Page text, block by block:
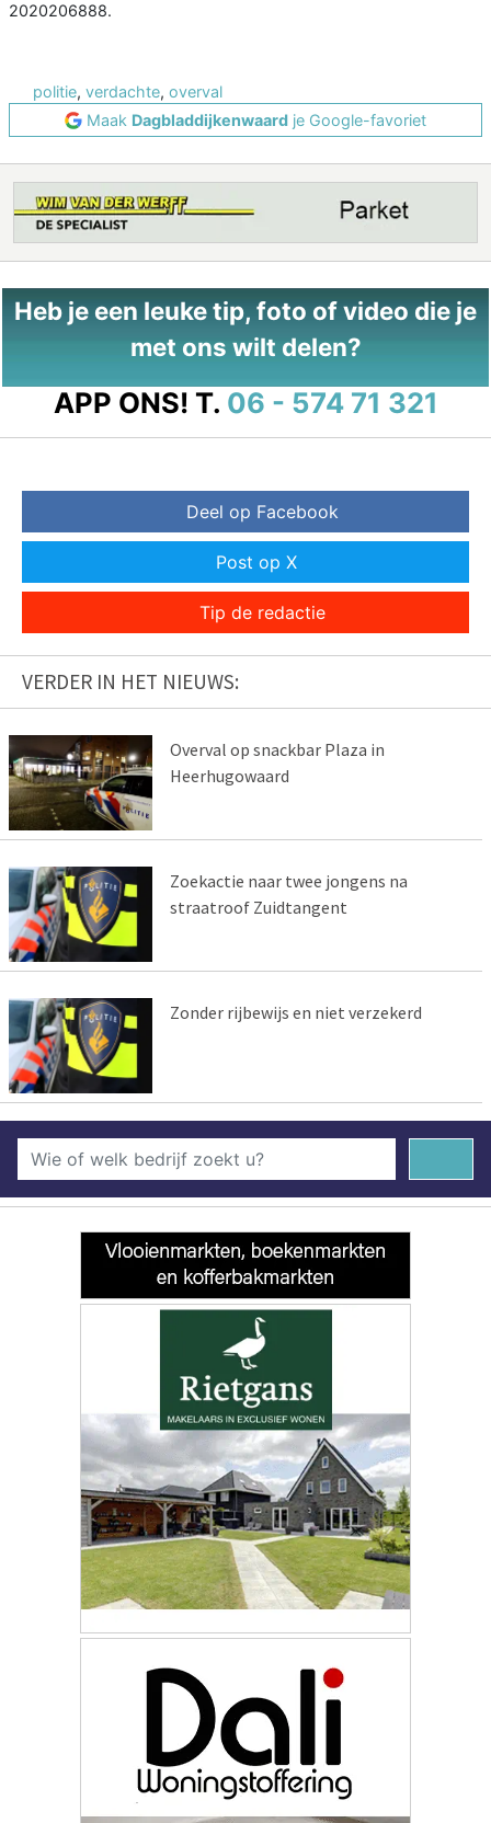
2020206888.
politie, verdachte, overval
Maak Dagbladdijkenwaard je Google-favoriet
Heb je een leuke tip, foto of video die je
met ons wilt delen?
APP ONS! T. 06 - 574 71 321
Deel op Facebook
Post op X
Tip de redactie
VERDER IN HET NIEUWS:
Overval op snackbar Plaza in
Heerhugowaard
Zoekactie naar twee jongens na
straatroof Zuidtangent
Zonder rijbewijs en niet verzekerd